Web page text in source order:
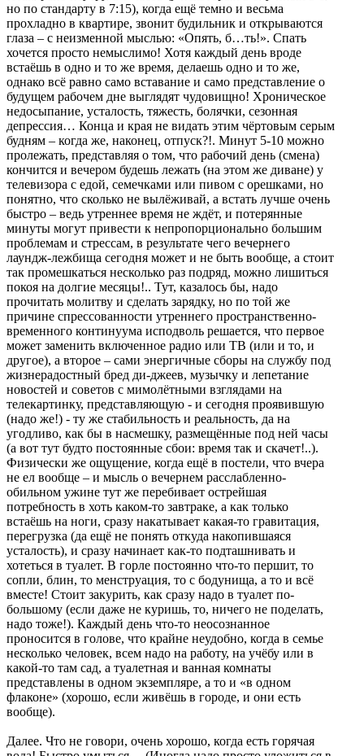
но по стандарту в 7:15), когда ещё темно и весьма
прохладно в квартире, звонит будильник и открываются
глаза – с неизменной мыслью: «Опять, б…ть!». Спать
хочется просто немыслимо! Хотя каждый день вроде
встаёшь в одно и то же время, делаешь одно и то же,
однако всё равно само вставание и само представление о
будущем рабочем дне выглядят чудовищно! Хроническое
недосыпание, усталость, тяжесть, болячки, сезонная
депрессия… Конца и края не видать этим чёртовым серым
будням – когда же, наконец, отпуск?!. Минут 5-10 можно
пролежать, представляя о том, что рабочий день (смена)
кончится и вечером будешь лежать (на этом же диване) у
телевизора с едой, семечками или пивом с орешками, но
понятно, что сколько не вылёживай, а встать лучше очень
быстро – ведь утреннее время не ждёт, и потерянные
минуты могут привести к непропорционально большим
проблемам и стрессам, в результате чего вечернего
лаундж-лежбища сегодня может и не быть вообще, а стоит
так промешкаться несколько раз подряд, можно лишиться
покоя на долгие месяцы!.. Тут, казалось бы, надо
прочитать молитву и сделать зарядку, но по той же
причине спрессованности утреннего пространственно-
временного континуума исподволь решается, что первое
может заменить включенное радио или ТВ (или и то, и
другое), а второе – сами энергичные сборы на службу под
жизнерадостный бред ди-джеев, музычку и лепетание
новостей и советов с мимолётными взглядами на
телекартинку, представляющую - и сегодня проявившую
(надо же!) - ту же стабильность и реальность, да на
угодливо, как бы в насмешку, размещённые под ней часы
(а вот тут будто постоянные сбои: время так и скачет!..).
Физически же ощущение, когда ещё в постели, что вчера
не ел вообще – и мысль о вечернем расслабленно-
обильном ужине тут же перебивает острейшая
потребность в хоть каком-то завтраке, а как только
встаёшь на ноги, сразу накатывает какая-то гравитация,
перегрузка (да ещё не понять откуда накопившаяся
усталость), и сразу начинает как-то подташнивать и
хотеться в туалет. В горле постоянно что-то першит, то
сопли, блин, то менструация, то с бодунища, а то и всё
вместе! Стоит закурить, как сразу надо в туалет по-
большому (если даже не куришь, то, ничего не поделать,
надо тоже!). Каждый день что-то неосознанное
проносится в голове, что крайне неудобно, когда в семье
несколько человек, всем надо на работу, на учёбу или в
какой-то там сад, а туалетная и ванная комнаты
представлены в одном экземпляре, а то и «в одном
флаконе» (хорошо, если живёшь в городе, и они есть
вообще).
Далее. Что не говори, очень хорошо, когда есть горячая